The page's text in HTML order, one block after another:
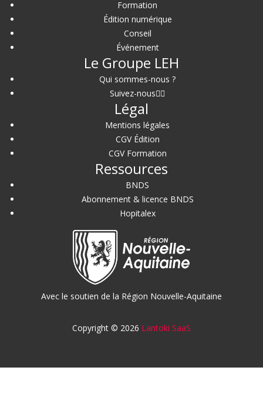
Formation
Édition numérique
Conseil
Événement
Le Groupe LEH
Qui sommes-nous ?
Suivez-nous
Légal
Mentions légales
CGV Édition
CGV Formation
Ressources
BNDS
Abonnement & licence BNDS
Hopitalex
Avec le soutien de la Région Nouvelle-Aquitaine
Copyright © 2026 Lantoki SaaS